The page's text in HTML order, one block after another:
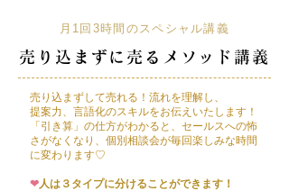
月1回3時間のスペシャル講義
売り込まずに売るメソッド 講義
売り込まずして売れる！流れを理解し、
提案力、言語化のスキルをお伝えいたします！
​「引き算」の仕方がわかると、セールスへの怖
さがなくなり、個別相談会が毎回楽しみな時間
に変わります♡
❤︎人は３タイプに分けることができます！